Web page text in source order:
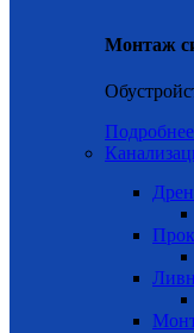
Монтаж
Подробнее